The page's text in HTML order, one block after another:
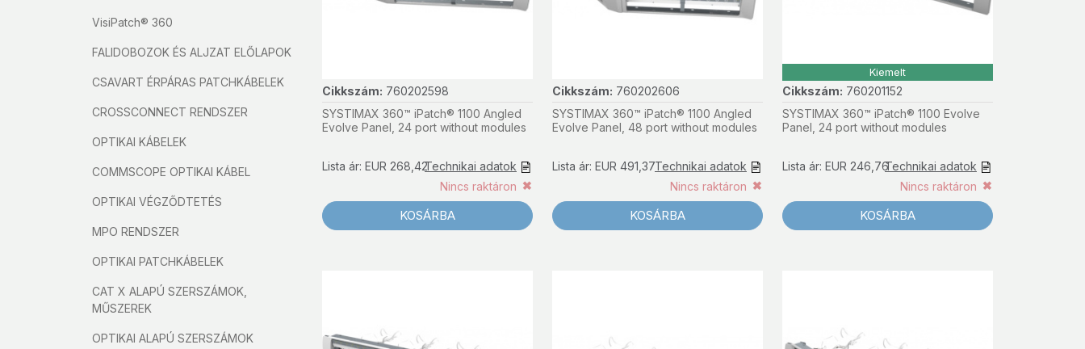
VisiPatch® 360
FALIDOBOZOK ÉS ALJZAT ELŐLAPOK
CSAVART ÉRPÁRAS PATCHKÁBELEK
CROSSCONNECT RENDSZER
OPTIKAI KÁBELEK
COMMSCOPE OPTIKAI KÁBEL
OPTIKAI VÉGZŐDTETÉS
MPO RENDSZER
OPTIKAI PATCHKÁBELEK
CAT X ALAPÚ SZERSZÁMOK,
MŰSZEREK
OPTIKAI ALAPÚ SZERSZÁMOK
Cikkszám: 760202598
SYSTIMAX 360™ iPatch® 1100 Angled
Evolve Panel, 24 port without modules
Technikai adatok
Lista ár: EUR 268,42
Nincs raktáron
KOSÁRBA
Cikkszám: 760202606
SYSTIMAX 360™ iPatch® 1100 Angled
Evolve Panel, 48 port without modules
Technikai adatok
Lista ár: EUR 491,37
Nincs raktáron
KOSÁRBA
Kiemelt
Cikkszám: 760201152
SYSTIMAX 360™ iPatch® 1100 Evolve
Panel, 24 port without modules
Technikai adatok
Lista ár: EUR 246,76
Nincs raktáron
KOSÁRBA